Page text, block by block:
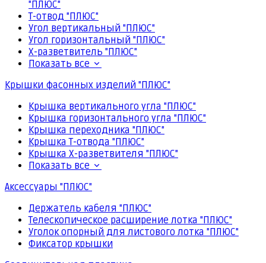
"ПЛЮС"
Т-отвод "ПЛЮС"
Угол вертикальный "ПЛЮС"
Угол горизонтальный "ПЛЮС"
Х-разветвитель "ПЛЮС"
Показать все
Крышки фасонных изделий "ПЛЮС"
Крышка вертикального угла "ПЛЮС"
Крышка горизонтального угла "ПЛЮС"
Крышка переходника "ПЛЮС"
Крышка Т-отвода "ПЛЮС"
Крышка Х-разветвителя "ПЛЮС"
Показать все
Аксессуары "ПЛЮС"
Держатель кабеля "ПЛЮС"
Телескопическое расширение лотка "ПЛЮС"
Уголок опорный для листового лотка "ПЛЮС"
Фиксатор крышки